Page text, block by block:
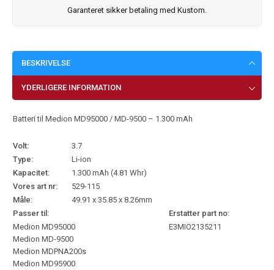
Garanteret sikker betaling med Kustom.
BESKRIVELSE
YDERLIGERE INFORMATION
Batteri til Medion MD95000 / MD-9500 – 1.300 mAh
Volt:
3.7
Type:
Li-ion
Kapacitet:
1.300 mAh (4.81 Whr)
Vores art nr:
529-115
Måle:
49.91 x 35.85 x 8.26mm
Passer til:
Erstatter part no:
Medion MD95000
Medion MD-9500
Medion MDPNA200s
Medion MD95900
E3MIO2135211